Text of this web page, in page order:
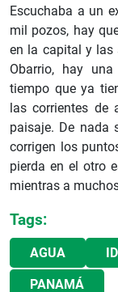
Escuchaba a un
mil pozos, hay
en la capital y las
Obarrio, hay
tiempo que ya
las corrientes de
paisaje. De nada
corrigen los
pierda en el otro
mientras a
Tags:
AGUA
PANAMÁ